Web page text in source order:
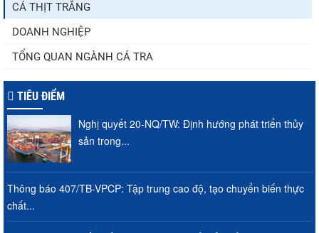
CÁ THỊT TRẮNG
DOANH NGHIỆP
TỔNG QUAN NGÀNH CÁ TRA
TIÊU ĐIỂM
Nghị quyết 20-NQ/TW: Định hướng phát triển thủy
sản trong...
Thông báo 407/TB-VPCP: Tập trung cao độ, tạo chuyển biến thực
chất...